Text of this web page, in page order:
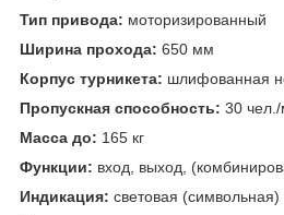
Тип привода: моторизированный
Ширина прохода: 650 мм
Корпус турникета: шлифованная
Пропускная способность: 30
Масса до: 165 кг
Функции: вход, выход,
Индикация: cветовая (символьная)